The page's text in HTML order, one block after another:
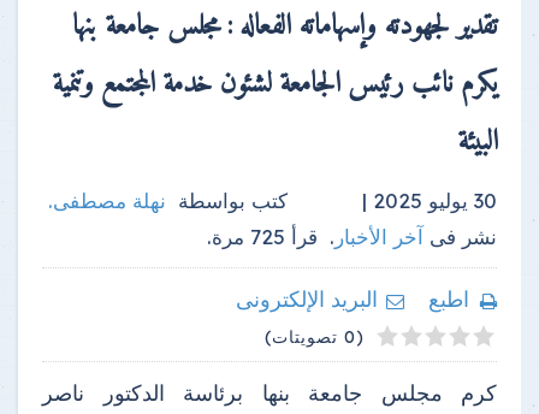
تقدير لجهودته وإسهاماته الفعاله : مجلس جامعة بنها
يكرم نائب رئيس الجامعة لشئون خدمة المجتمع وتنمية
البيئة
30 يوليو 2025 | كتب بواسطة نهلة مصطفى.
نشر فى آخر الأخبار . قرأ 725 مرة.
اطبع
البريد الإلكترونى
1
2
3
4
5 (0 تصويتات)
كرم مجلس جامعة بنها برئاسة الدكتور ناصر